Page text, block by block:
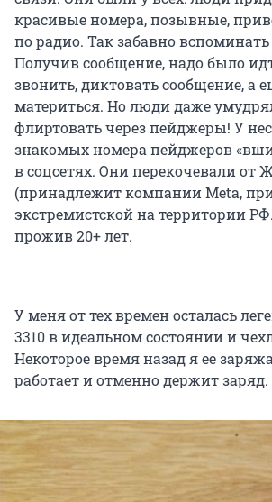
красивые номера, позывные,
по радио. Так забавно вспоминать
Получив сообщение, надо было
звонить, диктовать сообщение, а
материться. Но люди даже
флиртовать через пейджеры! У
знакомых номера пейджеров
в соцсетях. Они перекочевали от
(принадлежит компании Meta,
экстремистской на территории РФ.
прожив 20+ лет.
У меня от тех времен осталась
3310 в идеальном состоянии и
Некоторое время назад я ее
работает и отменно держит заряд.